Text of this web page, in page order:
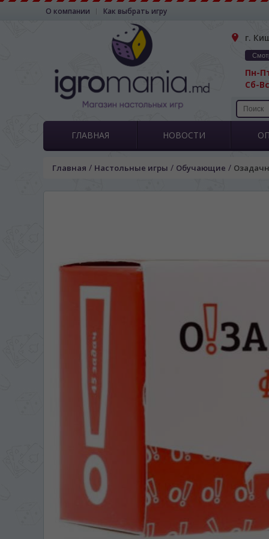
О компании Как выбрать игру
г.
Пн-
Сб-
ГЛАВНАЯ НОВОСТИ
Главная / Настольные игры / Обучающие /
ЯЗЫК САЙТА /